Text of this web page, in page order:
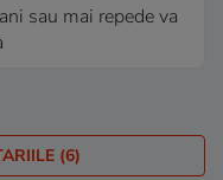
sau mai repede va
(6)